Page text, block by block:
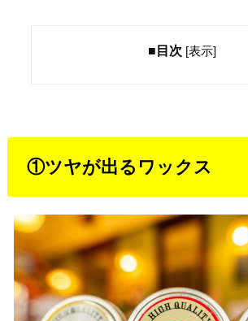
■目次 [表示]
①ツヤが出るワックス